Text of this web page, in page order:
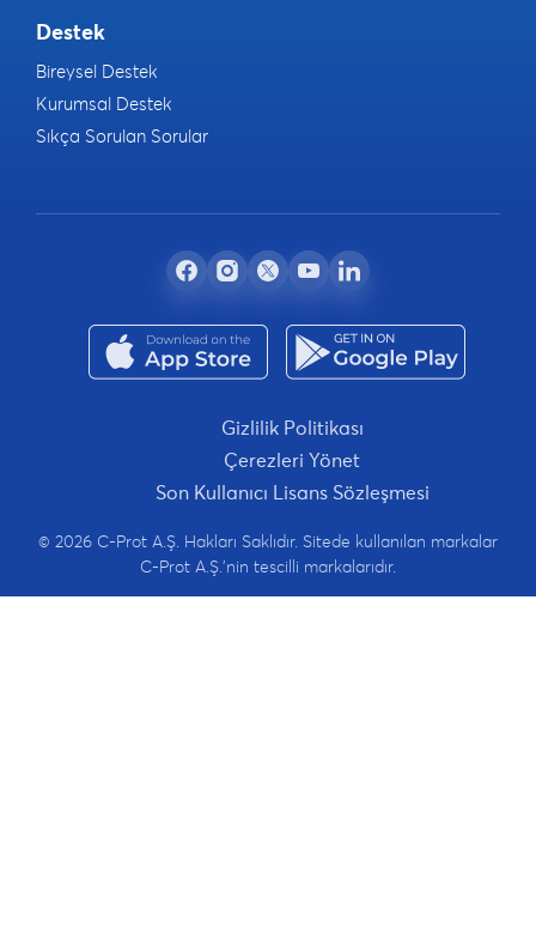
Destek
Bireysel Destek
Kurumsal Destek
Sıkça Sorulan Sorular
Gizlilik Politikası
Çerezleri Yönet
Son Kullanıcı Lisans Sözleşmesi
© 2026 C-Prot A.Ş. Hakları Saklıdır. Sitede kullanılan markalar
C-Prot A.Ş.'nin tescilli markalarıdır.